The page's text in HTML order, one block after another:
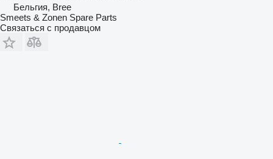
Бельгия, Bree
Smeets & Zonen Spare Parts
Связаться с продавцом